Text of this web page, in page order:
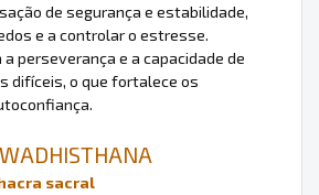
de segurança e estabilidade,
e a controlar o estresse.
perseverança e a capacidade de
difíceis, o que fortalece os
sacral